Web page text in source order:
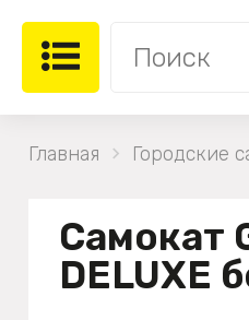
Главная Городские
Самокат
DELUXE